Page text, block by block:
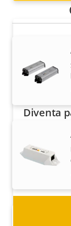
Diventa
Sei